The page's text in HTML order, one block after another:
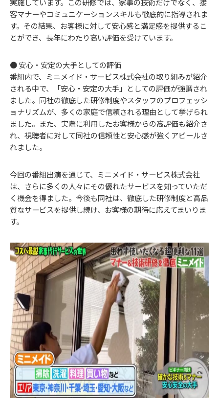
客マナーやコミュニケーションスキルも徹底的に指導されま
す。その結果、お客様に対して安心感と満足感を提供するこ
とができ、長年にわたり高い評価を受けています。
● 安心・安定の大手としての評価
番組内で、ミニメイド・サービス株式会社の取り組みが紹介
される中で、「安心・安定の大手」としての評価が強調され
ました。同社の徹底した研修制度やスタッフのプロフェッシ
ョナリズムが、多くの家庭で信頼される理由として挙げられ
ました。また、実際に利用したお客様からの高評価も紹介さ
れ、視聴者に対して同社の信頼性と安心感が強くアピールさ
れました。
今回の番組出演を通じて、ミニメイド・サービス株式会社
は、さらに多くの人々にその優れたサービスを知っていただ
く機会を得ました。今後も同社は、徹底した研修制度と高品
質なサービスを提供し続け、お客様の期待に応えてまいりま
す。